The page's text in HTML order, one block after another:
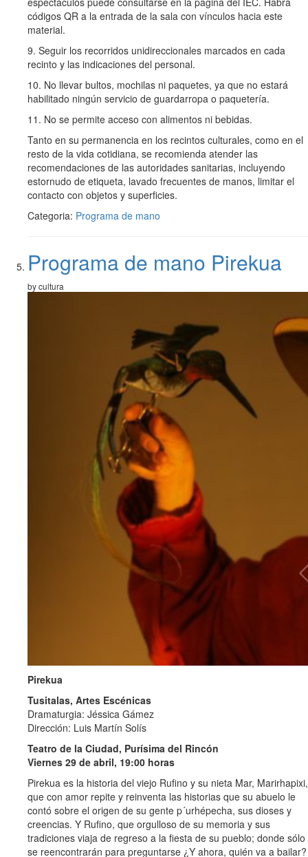
códigos QR a la entrada de la sala con vínculos hacia este
material.
9. Seguir los recorridos unidireccionales marcados en cada
recinto y las indicaciones del personal.
10. No llevar bultos, mochilas ni paquetes, ya que no estará
habilitado ningún servicio de guardarropa o paquetería.
11. No se permite acceso con alimentos ni bebidas.
Tanto en su permanencia en los recintos culturales, como en el
resto de la vida cotidiana, se recomienda atender las
recomendaciones de las autoridades sanitarias, incluyendo
estornudo de etiqueta, lavado frecuentes de manos, limitar el
contacto con objetos y superficies.
Categoria: Programa de mano
Programa de mano Pirekua
by cultura
Pirekua
Tusitalas, Artes Escénicas
Dramaturgia: Jéssica Gámez
Dirección: Luis Martín Solís
Teatro de la Ciudad, Purísima del Rincón
Viernes 29 de abril, 19:00 horas
Pirekua es la historia del viejo Rufino y su nieta Mar, Marirhapixi,
que con amor repite y reinventa las historias que su abuelo le
contó sobre el origen de su gente p´urhépecha, sus dioses y
creencias. Y Rufino, que orgulloso de su memoria y sus
tradiciones viaja de regreso a la fiesta de su pueblo; donde sólo
se reencontrarán para preguntarse ¿Y ahora, quién va a bailar?